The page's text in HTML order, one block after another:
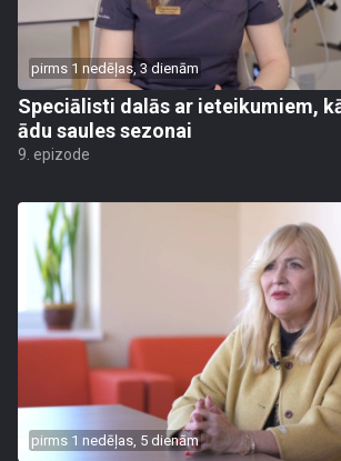
pirms 1 nedēļas, 3 dienām
Speciālisti dalās ar ieteikumiem,
ādu saules sezonai
9. epizode
pirms 1 nedēļas, 5 dienām